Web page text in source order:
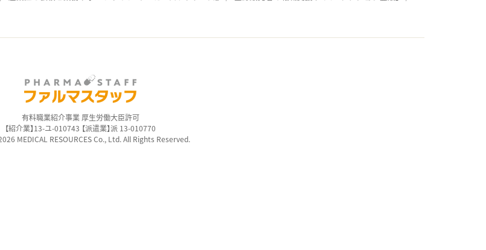
有料職業紹介事業 厚生労働大臣許可
【紹介業】13-ユ-010743 【派遣業】派 13-010770
MEDICAL RESOURCES Co., Ltd. All Rights Reserved.